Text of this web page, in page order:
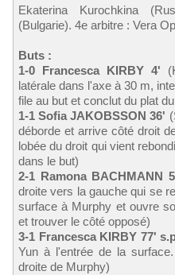
Ekaterina Kurochkina
(Bulgarie). 4e arbitre : Vera
Buts :
1-0 Francesca KIRBY 4'
latérale dans l'axe à 30 m,
file au but et conclut du plat
1-1 Sofia JAKOBSSON 36'
déborde et arrive côté droit
lobée du droit qui vient
dans le but)
2-1 Ramona BACHMANN
droite vers la gauche qui se
surface à Murphy et ouvre
et trouver le côté opposé)
3-1 Francesca KIRBY 77'
Yun à l'entrée de la
droite de Murphy)